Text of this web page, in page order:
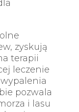
zyskują
terapii
leczenie
pozwala
i lasu